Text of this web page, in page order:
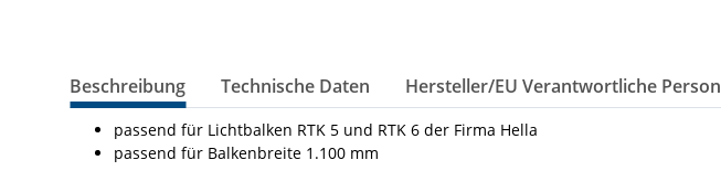
Beschreibung Technische Daten Hersteller/EU Verantwortliche Person
passend für Lichtbalken RTK 5 und RTK 6 der Firma Hella
passend für Balkenbreite 1.100 mm